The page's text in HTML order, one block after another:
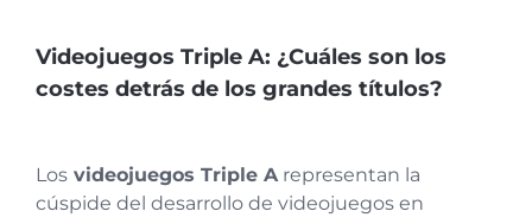
Videojuegos Triple A: ¿Cuáles son los
costes detrás de los grandes títulos?
Los videojuegos Triple Arepresentan la
cúspide del desarrollo de videojuegos en